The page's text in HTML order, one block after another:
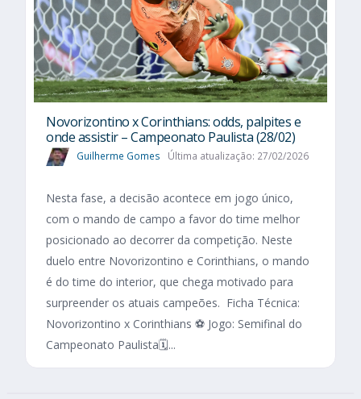
Novorizontino x Corinthians: odds, palpites e
onde assistir – Campeonato Paulista (28/02)
Guilherme Gomes Última atualização: 27/02/2026
Nesta fase, a decisão acontece em jogo único,
com o mando de campo a favor do time melhor
posicionado ao decorrer da competição. Neste
duelo entre Novorizontino e Corinthians, o mando
é do time do interior, que chega motivado para
surpreender os atuais campeões. Ficha Técnica:
Novorizontino x Corinthians ⚽ Jogo: Semifinal do
Campeonato Paulista🗓️...